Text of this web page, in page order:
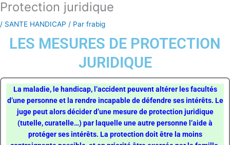
Aller
contenu
Protection juridique
/ SANTE HANDICAP / Par frabig
LES MESURES DE PROTECTION
JURIDIQUE
La maladie, le handicap, l’accident peuvent altérer les facultés
d’une personne et la rendre incapable de défendre ses intérêts. Le
juge peut alors décider d’une mesure de protection juridique
(tutelle, curatelle…) par laquelle une autre personne l’aide à
protéger ses intérêts. La protection doit être la moins